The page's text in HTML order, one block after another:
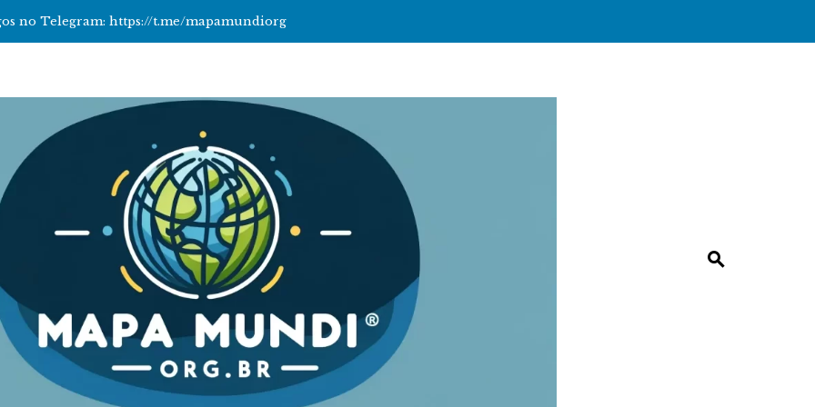
no Telegram: https://t.me/mapamundiorg